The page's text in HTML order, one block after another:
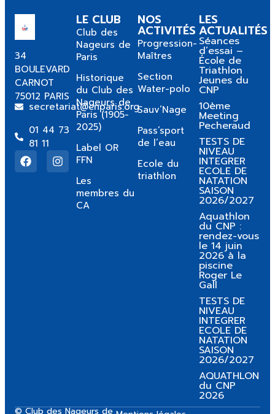
34
BOULEVARD
CARNOT
75012 PARIS
secretariat@cnparis.org
01 44 73
81 11
LE CLUB
Club des
Nageurs de
Paris
Historique
du Club des
Nageurs de
Paris (1905-
2025)
Label OR
FFN
Les
membres du
CA
NOS
ACTIVITÉS
Progression-
Maîtres
Section
Water-polo
Sauv’Nage
Pass’sport
de l’eau
Ecole du
triathlon
LES
ACTUALITÉS
Séances
d’essai –
École de
Triathlon
Jeunes du
CNP
10ème
Meeting
Pecheraud
TESTS DE
NIVEAU
INTEGRER
ECOLE DE
NATATION
SAISON
2026/2027
Aquathlon
du CNP :
rendez-vous
le 14 juin
2026 à la
piscine
Roger Le
Gall
TESTS DE
NIVEAU
INTEGRER
ECOLE DE
NATATION
SAISON
2026/2027
AQUATHLON
du CNP
2026
© Club des Nageurs de